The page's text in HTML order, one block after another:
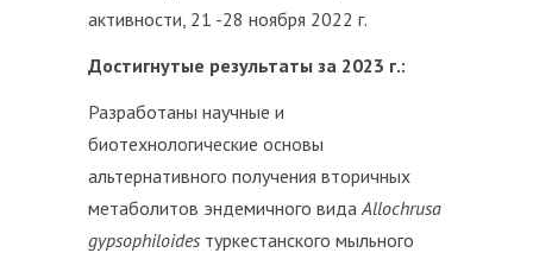
активности, 21 -28 ноября 2022 г.
Достигнутые результаты за 2023 г.:
Разработаны научные и
биотехнологические основы
альтернативного получения вторичных
метаболитов эндемичного видаAllochrusa
gypsophiloides туркестанского мыльного